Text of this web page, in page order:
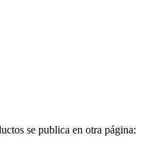
se publica en otra página: